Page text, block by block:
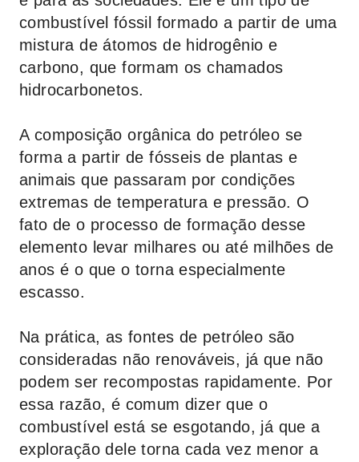
combustível fóssil formado a partir de uma
mistura de átomos de hidrogênio e
carbono, que formam os chamados
hidrocarbonetos.
A composição orgânica do petróleo se
forma a partir de fósseis de plantas e
animais que passaram por condições
extremas de temperatura e pressão. O
fato de o processo de formação desse
elemento levar milhares ou até milhões de
anos é o que o torna especialmente
escasso.
Na prática, as fontes de petróleo são
consideradas não renováveis, já que não
podem ser recompostas rapidamente. Por
essa razão, é comum dizer que o
combustível está se esgotando, já que a
exploração dele torna cada vez menor a